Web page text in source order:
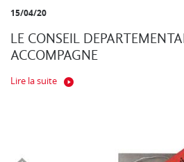
15/04/20
LE CONSEIL
ACCOMPAGNE
Lire la suite